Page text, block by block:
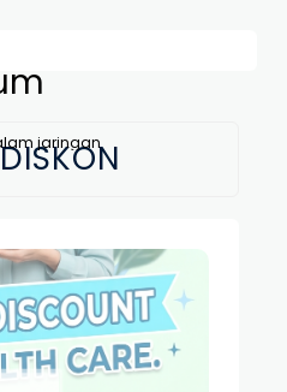
jaringan
DISKON